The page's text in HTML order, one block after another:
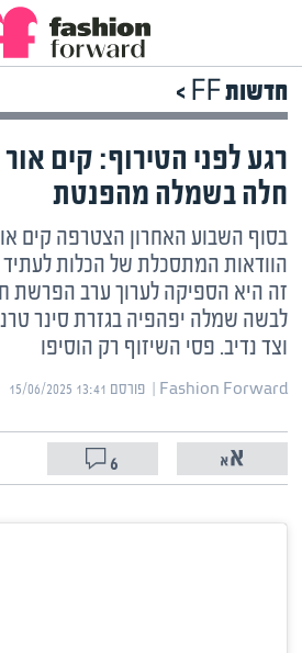
חדשות FF >
רגע לפני הטירוף: קים
חלה בשמלה מהפנטת
בסוף השבוע האחרון הצטרפה קים
הוודאות המתסכלת של הכלות לעתיד
זה היא הספיקה לערוך ערב הפרשת
לבשה שמלה יפהפיה בגזרת סינר
וצד נדיב. פסי השיזוף רק הוסיפו
Fashion Forward | ‏ פורסם ‎15/06/2025 13:41
6